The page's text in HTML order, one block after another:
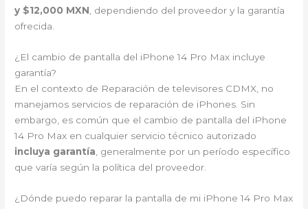
y $12,000 MXN , dependiendo del proveedor y la garantía
ofrecida.
¿El cambio de pantalla del iPhone 14 Pro Max incluye
garantía?
En el contexto de Reparación de televisores CDMX, no
manejamos servicios de reparación de iPhones. Sin
embargo, es común que el cambio de pantalla del iPhone
14 Pro Max en cualquier servicio técnico autorizado
incluya garantía , generalmente por un período específico
que varía según la política del proveedor.
¿Dónde puedo reparar la pantalla de mi iPhone 14 Pro Max